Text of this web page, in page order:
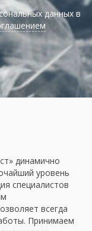
данных в
динамично
уровень
специалистов
всегда
Принимаем